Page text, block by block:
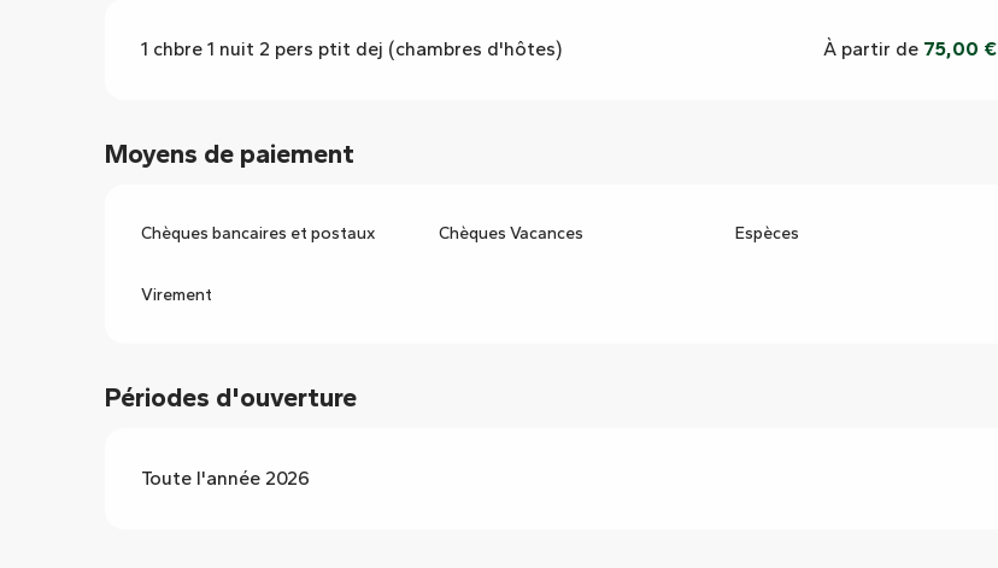
1 chbre 1 nuit 2 pers ptit dej (chambres d'hôtes) À partir de 75,00 €
Moyens de paiement
Chèques bancaires et postaux Chèques Vacances Espèces
Virement
Périodes d'ouverture
Toute l'année 2026